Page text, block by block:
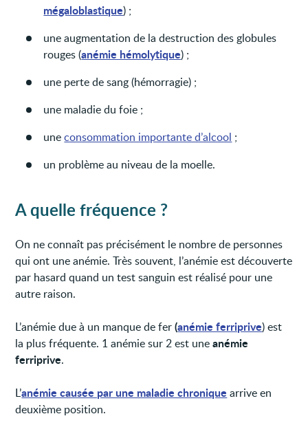
mégaloblastique) ;
une augmentation de la destruction des globules
rouges (anémie hémolytique) ;
une perte de sang (hémorragie) ;
une maladie du foie ;
uneconsommation importante d’alcool ;
un problème au niveau de la moelle.
A quelle fréquence ?
On ne connaît pas précisément le nombre de personnes
qui ont une anémie. Très souvent, l’anémie est découverte
par hasard quand un test sanguin est réalisé pour une
autre raison.
L’anémie due à un manque de fer(anémie ferriprive) est
la plus fréquente. 1 anémie sur 2 est uneanémie
ferriprive.
L’anémie causée par une maladie chronique arrive en
deuxième position.